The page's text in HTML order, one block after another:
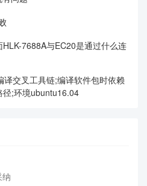
7688A与EC20是通过什么连
译交叉工具链;编译软件包时依赖
径;环境ubuntu16.04